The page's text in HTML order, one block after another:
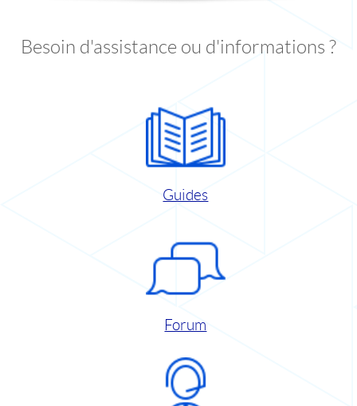
Besoin d'assistance ou d'informations ?
Guides
Forum